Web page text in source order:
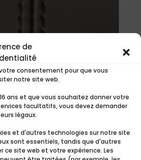
de
consentement pour que vous
notre site web.
ans et que vous souhaitez donner votre
facultatifs, vous devez demander
légaux.
et d'autres technologies sur notre site
sont essentiels, tandis que d'autres
ce site web et votre expérience. Les